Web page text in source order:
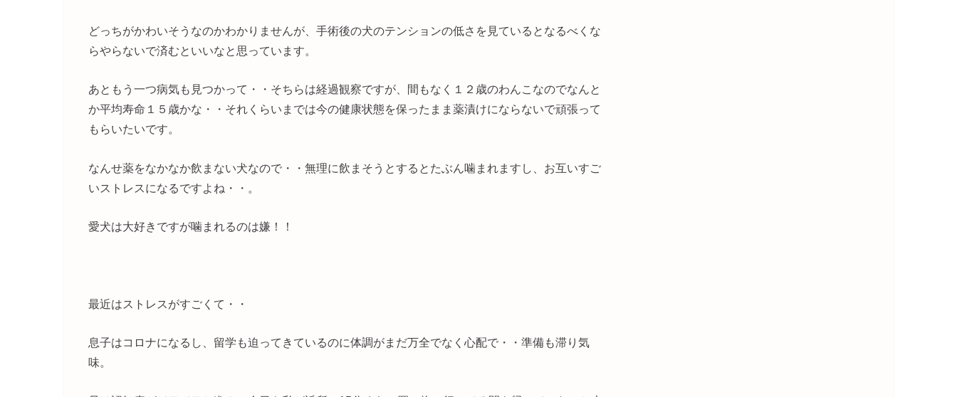
どっちがかわいそうなのかわかりませんが、手術後の犬のテンションの低さを見ているとなるべくな
らやらないで済むといいなと思っています。
あともう一つ病気も見つかって・・そちらは経過観察ですが、間もなく１２歳のわんこなのでなんと
か平均寿命１５歳かな・・それくらいまでは今の健康状態を保ったまま薬漬けにならないで頑張って
もらいたいです。
なんせ薬をなかなか飲まない犬なので・・無理に飲まそうとするとたぶん噛まれますし、お互いすご
いストレスになるですよね・・。
愛犬は大好きですが噛まれるのは嫌！！
最近はストレスがすごくて・・
息子はコロナになるし、留学も迫ってきているのに体調がまだ万全でなく心配で・・準備も滞り気
味。